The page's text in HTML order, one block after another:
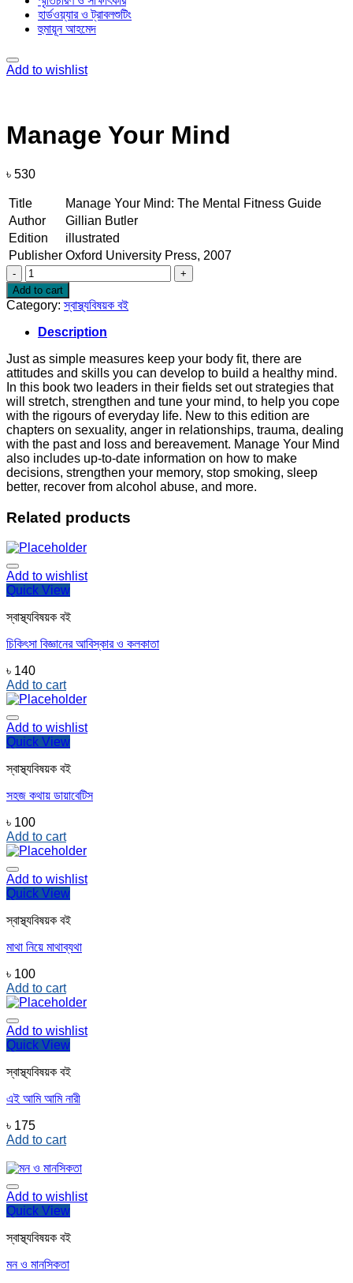
হার্ডওয়্যার ও ট্রাবলশুটিং
হুমায়ূন আহমেদ
Add to wishlist
Manage Your Mind
৳ 530
Title
Manage Your Mind: The Mental Fitness Guide
Author
Gillian Butler
Edition
illustrated
Publisher Oxford University Press, 2007
Manage
Your
Mind
quantity
Add to cart
Category:স্বাস্থ্যবিষয়ক বই
Description
Just as simple measures keep your body fit, there are
attitudes and skills you can develop to build a healthy mind.
In this book two leaders in their fields set out strategies that
will stretch, strengthen and tune your mind, to help you cope
with the rigours of everyday life. New to this edition are
chapters on sexuality, anger in relationships, trauma, dealing
with the past and loss and bereavement. Manage Your Mind
also includes up-to-date information on how to make
decisions, strengthen your memory, stop smoking, sleep
better, recover from alcohol abuse, and more.
Related products
Add to wishlist
Quick View
স্বাস্থ্যবিষয়ক বই
চিকিৎসা বিজ্ঞানের আবিস্কার ও কলকাতা
৳ 140
Add to cart
Add to wishlist
Quick View
স্বাস্থ্যবিষয়ক বই
সহজ কথায় ডায়াবেটিস
৳ 100
Add to cart
Add to wishlist
Quick View
স্বাস্থ্যবিষয়ক বই
মাথা নিয়ে মাথাব্যথা
৳ 100
Add to cart
Add to wishlist
Quick View
স্বাস্থ্যবিষয়ক বই
এই আমি আমি নারী
৳ 175
Add to cart
Add to wishlist
Quick View
স্বাস্থ্যবিষয়ক বই
মন ও মানসিকতা